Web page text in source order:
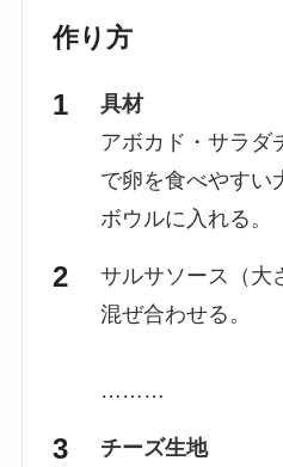
作り方
具材
アボカド・サラダ
で卵を食べやすい
ボウルに入れる。
サルサソース（大
混ぜ合わせる。
………
チーズ生地